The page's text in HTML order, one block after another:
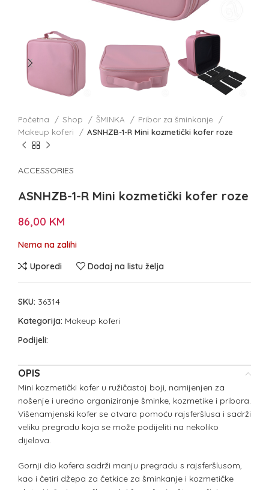
Početna Shop ŠMINKA
Pribor za šminkanje
Makeup koferi
ASNHZB-1-R Mini kozmetički kofer roze
ACCESSORIES
ASNHZB-1-R Mini kozmetički kofer roze
86,00 KM
Nema na zalihi
Uporedi
Dodaj na listu želja
SKU: 36314
Kategorija: Makeup koferi
Podijeli:
OPIS
Mini kozmetički kofer u ružičastoj boji, namijenjen za
nošenje i uredno organiziranje šminke, kozmetike i pribora.
Višenamjenski kofer se otvara pomoću rajsferšlusa i sadrži
veliku pregradu koja se može podijeliti na nekoliko
dijelova.
Gornji dio kofera sadrži manju pregradu s rajsferšlusom,
kao i četiri džepa za četkice za šminkanje i kozmetičke